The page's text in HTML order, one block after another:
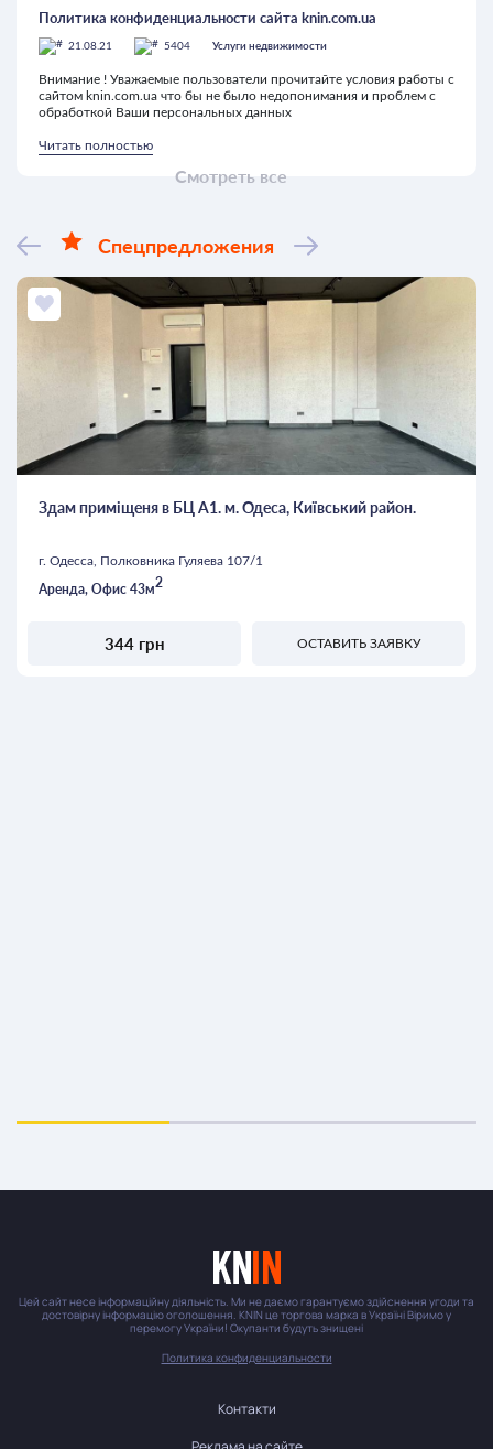
Смотреть все
Политика конфиденциальности сайта knin.com.ua
21.08.21 5404 Услуги недвижимости
Внимание ! Уважаемые пользователи прочитайте условия работы с
сайтом knin.com.ua что бы не было недопонимания и проблем с
обработкой Ваши персональных данных
Читать полностью
Спецпредложения
Здам приміщеня в БЦ А1. м. Одеса, Київський район.
г. Одесса, Полковника Гуляева 107/1
Аренда, Офис 43м2
344 грн ОСТАВИТЬ ЗАЯВКУ
Цей сайт несе інформаційну діяльність. Ми не даємо гарантуємо здійснення угоди та
достовірну інформацію оголошення. KNIN це торгова марка в Україні Віримо у
перемогу України! Окупанти будуть знищені
Политика конфиденциальности
Контакти